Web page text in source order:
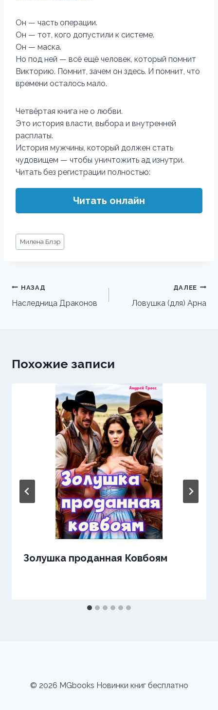
Он — часть операции.
Он — тот, кого допустили к системе.
Он — маска.
Но под ней — всё ещё человек, который помнит
Викторию. Помнит, зачем он здесь. И помнит, что
времени осталось мало.
Четвёртая книга не о любви.
Это история власти, выбора и внутренней
расплаты.
История мужчины, который должен стать
чудовищем — чтобы уничтожить ад изнутри.
Читать без регистрации полностью:
Читать онлайн
Метки
записи:
Милена Блэр
Навигация
по
НАЗАД
Наследница Драконов
ДАЛЕЕ
Ловушка (для) Арна
Похожие записи
Золушка проданная Ковбоям
© 2026 MGbooks Новинки книг бесплатно